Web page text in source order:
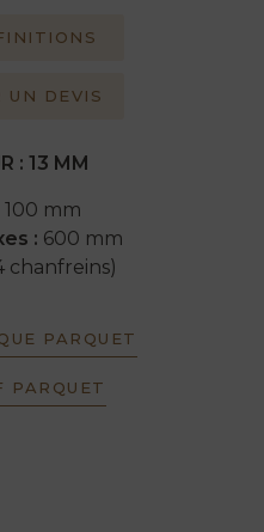
UN DEVIS
: 13 MM
100 mm
: 600 mm
chanfreins)
PARQUET
PARQUET